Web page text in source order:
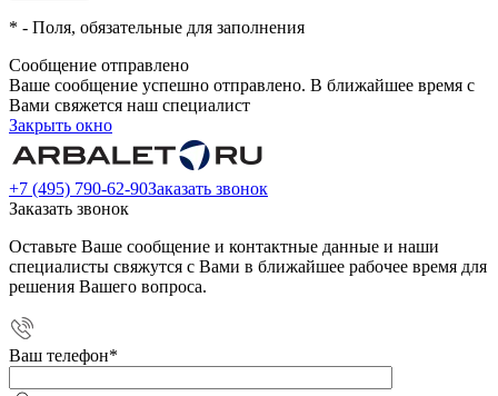
* - Поля, обязательные для заполнения
Сообщение отправлено
Ваше сообщение успешно отправлено. В ближайшее время с
Вами свяжется наш специалист
Закрыть окно
+7 (495) 790-62-90Заказать звонок
Заказать звонок
Оставьте Ваше сообщение и контактные данные и наши
специалисты свяжутся с Вами в ближайшее рабочее время для
решения Вашего вопроса.
Ваш телефон*